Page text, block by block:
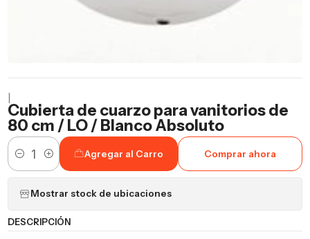
Cubierta de cuarzo para vanitorios de
80 cm / LO / Blanco Absoluto
Cantidad
Agregar al Carro Comprar ahora
Mostrar stock de ubicaciones
DESCRIPCIÓN